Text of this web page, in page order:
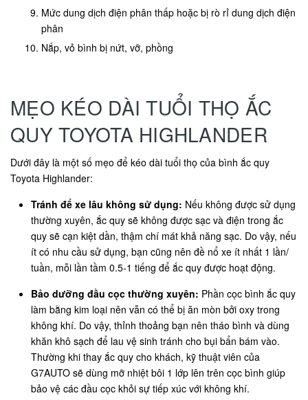
Mức dung dịch điện phân thấp hoặc bị rò rỉ dung dịch điện
phân
Nắp, vỏ bình bị nứt, vỡ, phồng
MẸO KÉO DÀI TUỔI THỌ ẮC
QUY TOYOTA HIGHLANDER
Dưới đây là một số mẹo để kéo dài tuổi thọ của bình ắc quy
Toyota Highlander:
Tránh để xe lâu không sử dụng: Nếu không được sử dụng
thường xuyên, ắc quy sẽ không được sạc và điện trong ắc
quy sẽ cạn kiệt dần, thậm chí mát khả năng sạc. Do vậy, nếu
ít có nhu cầu sử dụng, bạn cũng nên đề nổ xe ít nhất 1 lần/
tuần, mỗi lần tầm 0.5-1 tiếng để ắc quy được hoạt động.
Bảo dưỡng đầu cọc thường xuyên: Phần cọc bình ắc quy
làm bằng kim loại nên vẫn có thể bị ăn mòn bởi oxy trong
không khí. Do vậy, thỉnh thoảng bạn nên tháo bình và dùng
khăn khô sạch để lau vệ sinh tránh cho bụi bẩn bám vào.
Thường khi thay ắc quy cho khách, kỹ thuật viên của
G7AUTO sẽ dùng mỡ nhiệt bôi 1 lớp lên trên cọc bình giúp
bảo vệ các đầu cọc khỏi sự tiếp xúc với không khí.